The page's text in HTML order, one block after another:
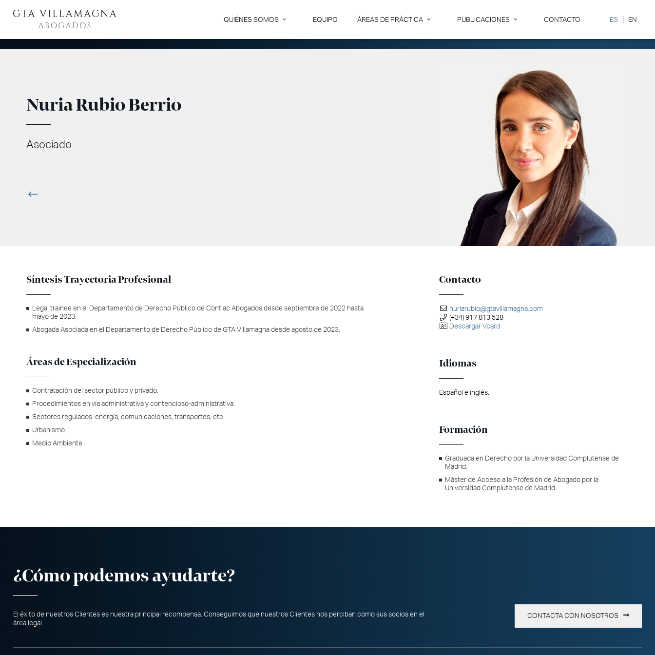
QUIÉNES SOMOS EQUIPO ÁREAS DE PRÁCTICA PUBLICACIONES CONTACTO ES EN
Nuria Rubio Berrio
Asociado
Síntesis Trayectoria Profesional
Legal trainee en el Departamento de Derecho Público de Contiac Abogados desde septiembre de 2022 hasta
mayo de 2023.
Abogada Asociada en el Departamento de Derecho Público de GTA Villamagna desde agosto de 2023.
Áreas de Especialización
Contratación del sector público y privado.
Procedimientos en vía administrativa y contencioso-administrativa.
Sectores regulados: energía, comunicaciones, transportes, etc.
Urbanismo.
Medio Ambiente.
Contacto
nuriarubio@gtavillamagna.com
(+34) 917 813 528
Descargar Vcard
Idiomas
Español e inglés.
Formación
Graduada en Derecho por la Universidad Complutense de
Madrid.
Máster de Acceso a la Profesión de Abogado por la
Universidad Complutense de Madrid.
¿Cómo podemos ayudarte?
El éxito de nuestros Clientes es nuestra principal recompensa. Conseguimos que nuestros Clientes nos perciban como sus socios en el
área legal.
CONTACTA CON NOSOTROS